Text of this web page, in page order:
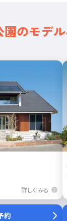
園のモデ
詳しくみる
約